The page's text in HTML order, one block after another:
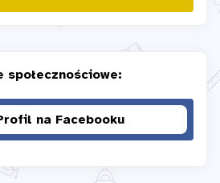
społecznościowe:
na Facebooku